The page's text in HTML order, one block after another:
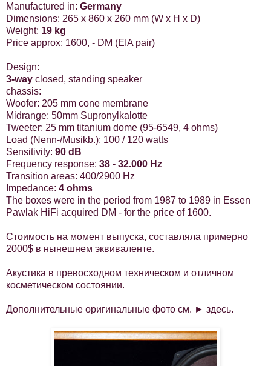
Manufactured in: Germany
Dimensions: 265 x 860 x 260 mm (W x H x D)
Weight: 19 kg
Price approx: 1600, - DM (EIA pair)
Design:
3-way closed, standing speaker
chassis:
Woofer: 205 mm cone membrane
Midrange: 50mm Supronylkalotte
Tweeter: 25 mm titanium dome (95-6549, 4 ohms)
Load (Nenn-/Musikb.): 100 / 120 watts
Sensitivity: 90 dB
Frequency response: 38 - 32.000 Hz
Transition areas: 400/2900 Hz
Impedance: 4 ohms
The boxes were in the period from 1987 to 1989 in Essen
Pawlak HiFi acquired DM - for the price of 1600.
Стоимость на момент выпуска, составляла примерно
2000$ в нынешнем эквиваленте.
Акустика в превосходном техническом и отличном
косметическом состоянии.
Дополнительные оригинальные фото см. ► здесь.